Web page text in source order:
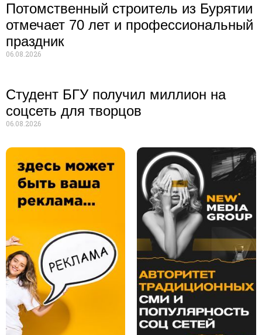
Потомственный строитель из Бурятии
отмечает 70 лет и профессиональный
праздник
06.08.2026
Студент БГУ получил миллион на
соцсеть для творцов
06.08.2026